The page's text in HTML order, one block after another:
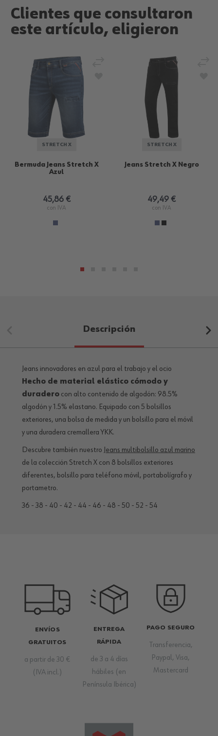
Clientes que consultaron
este artículo, eligieron
STRETCH X
Bermuda Jeans Stretch X
Azul
45,86 €
con IVA
Añadir para comparar
Añadir a la Lista de Deseos
STRETCH X
Jeans Stretch X Negro
49,49 €
con IVA
Descripción
Jeans innovadores en azul para el trabajo y el ocio
Hecho de material elástico cómodo y
duradero con alto contenido de algodón: 98.5%
algodón y 1.5% elastano. Equipado con 5 bolsillos
exteriores, una bolsa de medida y un bolsillo para el móvil
y una duradera cremallera YKK.
Descubre también nuestro Jeans multibolsillo azul marino
de la colección Stretch X con 8 bolsillos exteriores
diferentes, bolsillo para teléfono móvil, portabolígrafo y
portametro.
36 - 38 - 40 - 42 - 44 - 46 - 48 - 50 - 52 - 54
ENVÍOS
GRATUITOS
a partir de 30 €
(IVA incl.)
ENTREGA
RÁPIDA
de 3 a 4 días
hábiles (en
Península Ibérica)
PAGO SEGURO
Transferencia,
Paypal, Visa,
Mastercard